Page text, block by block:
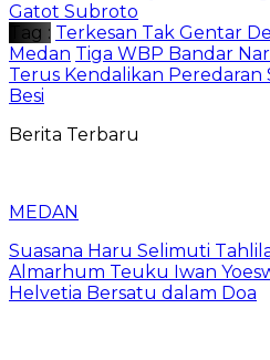
Gatot Subroto
Tag : Terkesan Tak Gentar
Medan Tiga WBP Bandar
Terus Kendalikan Peredaran
Besi
Berita Terbaru
MEDAN
Suasana Haru Selimuti
Almarhum Teuku Iwan
Helvetia Bersatu dalam Doa